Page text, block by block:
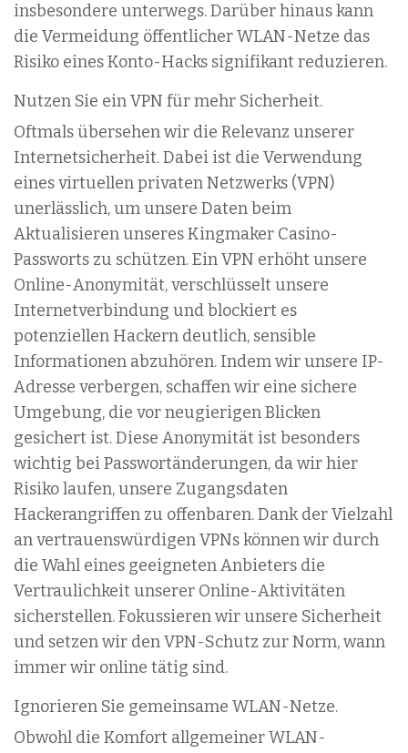
insbesondere unterwegs. Darüber hinaus kann
die Vermeidung öffentlicher WLAN-Netze das
Risiko eines Konto-Hacks signifikant reduzieren.
Nutzen Sie ein VPN für mehr Sicherheit.
Oftmals übersehen wir die Relevanz unserer
Internetsicherheit. Dabei ist die Verwendung
eines virtuellen privaten Netzwerks (VPN)
unerlässlich, um unsere Daten beim
Aktualisieren unseres Kingmaker Casino-
Passworts zu schützen. Ein VPN erhöht unsere
Online-Anonymität, verschlüsselt unsere
Internetverbindung und blockiert es
potenziellen Hackern deutlich, sensible
Informationen abzuhören. Indem wir unsere IP-
Adresse verbergen, schaffen wir eine sichere
Umgebung, die vor neugierigen Blicken
gesichert ist. Diese Anonymität ist besonders
wichtig bei Passwortänderungen, da wir hier
Risiko laufen, unsere Zugangsdaten
Hackerangriffen zu offenbaren. Dank der Vielzahl
an vertrauenswürdigen VPNs können wir durch
die Wahl eines geeigneten Anbieters die
Vertraulichkeit unserer Online-Aktivitäten
sicherstellen. Fokussieren wir unsere Sicherheit
und setzen wir den VPN-Schutz zur Norm, wann
immer wir online tätig sind.
Ignorieren Sie gemeinsame WLAN-Netze.
Obwohl die Komfort allgemeiner WLAN-